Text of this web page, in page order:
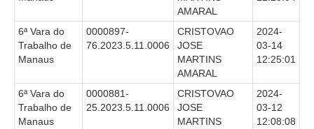
AMARAL
6ª Vara do
Trabalho de
Manaus
0000897-
76.2023.5.11.0006
CRISTOVAO
JOSE
MARTINS
AMARAL
2024-
03-14
12:25:01
6ª Vara do
Trabalho de
Manaus
0000881-
25.2023.5.11.0006
CRISTOVAO
JOSE
MARTINS
2024-
03-12
12:08:08